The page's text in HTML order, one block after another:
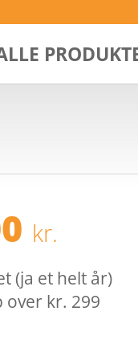
kr.
(ja et helt år)
over kr. 299